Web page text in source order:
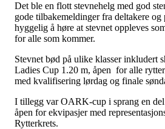
Det ble en flott stevnehelg med god
gode tilbakemeldinger fra deltakere
hyggelig å høre at stevnet oppleves
for alle som kommer.
Stevnet bød på ulike klasser inkludert
Ladies Cup 1.20 m, åpen for alle
med kvalifisering lørdag og finale
I tillegg var OARK-cup i sprang en
åpen for ekvipasjer med
Rytterkrets.